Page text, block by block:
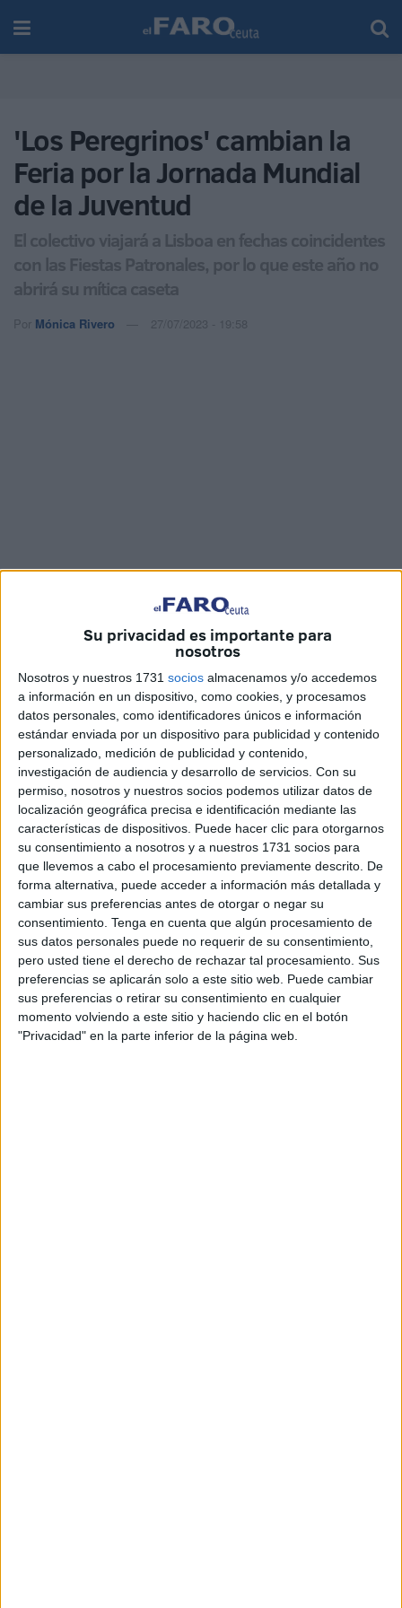
Su privacidad es importante para
nosotros
Nosotros y nuestros 1731 socios almacenamos y/o accedemos
a información en un dispositivo, como cookies, y procesamos
datos personales, como identificadores únicos e información
estándar enviada por un dispositivo para publicidad y contenido
personalizado, medición de publicidad y contenido,
investigación de audiencia y desarrollo de servicios. Con su
permiso, nosotros y nuestros socios podemos utilizar datos de
localización geográfica precisa e identificación mediante las
características de dispositivos. Puede hacer clic para otorgarnos
su consentimiento a nosotros y a nuestros 1731 socios para
que llevemos a cabo el procesamiento previamente descrito. De
forma alternativa, puede acceder a información más detallada y
cambiar sus preferencias antes de otorgar o negar su
consentimiento. Tenga en cuenta que algún procesamiento de
sus datos personales puede no requerir de su consentimiento,
pero usted tiene el derecho de rechazar tal procesamiento. Sus
preferencias se aplicarán solo a este sitio web. Puede cambiar
sus preferencias o retirar su consentimiento en cualquier
momento volviendo a este sitio y haciendo clic en el botón
"Privacidad" en la parte inferior de la página web.
'Los Peregrinos' cambian la
Feria por la Jornada Mundial
de la Juventud
El colectivo viajará a Lisboa en fechas coincidentes
con las Fiestas Patronales, por lo que este año no
abrirá su mítica caseta
Por Mónica Rivero 27/07/2023 - 19:58
Los Peregrinos' no estarán este año en laFeriade
Ceuta. Según ha informado el colectivo, este año no
abrirán su mítica caseta "como manda la tradición". La
razón es la coincidencia de lasFiestas Patronales
la Jornada Mundial de la Juventud en Lisboa, un evento de
gran relevancia para la comunidad católica a nivel
mundial.
Se irán el 1 de agosto y alcanzarán tierras lusas el día 5,
pero esperan volver el año que viene a la Feria "Dios
mediante". Mientras tanto, con todo planeado, han estado
recogiendo donativos por el centro de la ciudad.
Los jóvenes han organizado para ello un pasacalles
desde la iglesia de Los Remedios hasta el Zara, al final
del paseo delRevellín, para intentar completar para
algunos gastos pendientes del viaje.